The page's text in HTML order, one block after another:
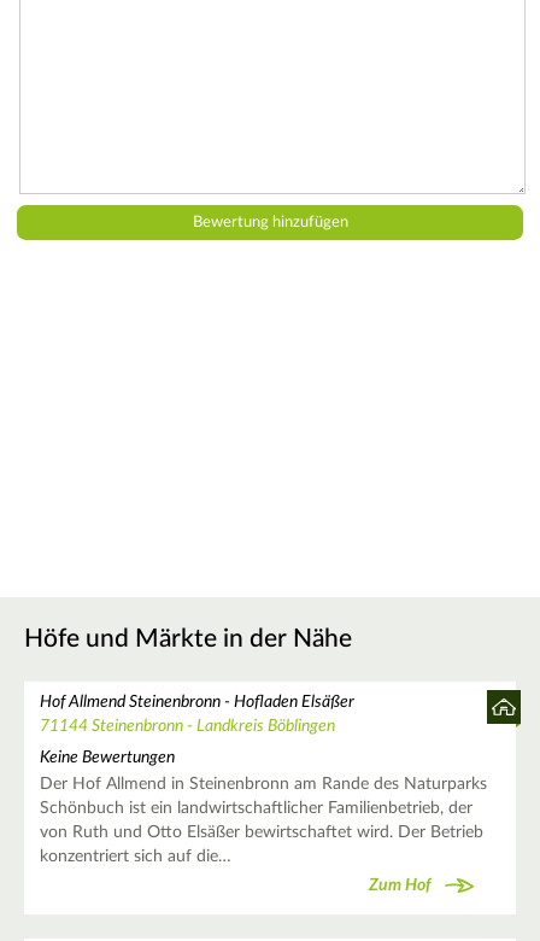
Höfe und Märkte in der Nähe
Hof Allmend Steinenbronn - Hofladen Elsäßer
71144 Steinenbronn - Landkreis Böblingen
Keine Bewertungen
Der Hof Allmend in Steinenbronn am Rande des Naturparks
Schönbuch ist ein landwirtschaftlicher Familienbetrieb, der
von Ruth und Otto Elsäßer bewirtschaftet wird. Der Betrieb
konzentriert sich auf die…
Zum Hof